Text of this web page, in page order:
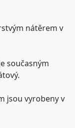
nátěrem v
současným
jsou vyrobeny v